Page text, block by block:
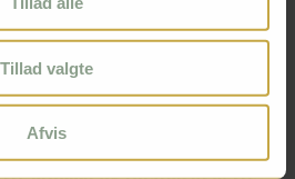
Tillad valgte
Afvis
indforstået med, at mine oplysninger
Denne accept indebærer ikke tilmelding
via vores tilmeldingsideher
produkt og forstår, at dette